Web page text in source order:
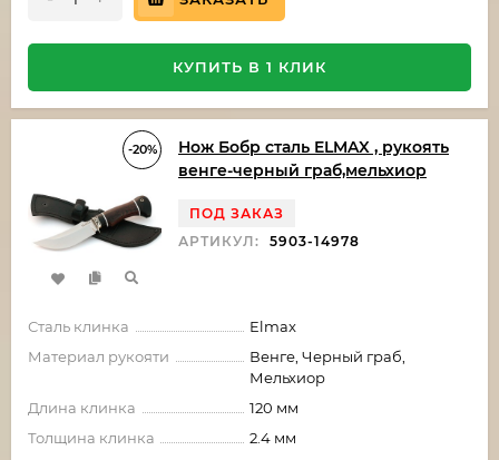
КУПИТЬ В 1 КЛИК
-20%
Нож Бобр сталь ELMAX , рукоять
венге-черный граб,мельхиор
ПОД ЗАКАЗ
АРТИКУЛ:
5903-14978
Сталь клинка
Elmax
Материал рукояти
Венге, Черный граб,
Мельхиор
Длина клинка
120 мм
Толщина клинка
2.4 мм